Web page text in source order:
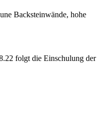
folgt die Einschulung der